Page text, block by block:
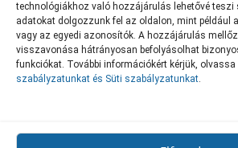
technológiákhoz való hozzájárulás lehetővé teszi
adatokat dolgozzunk fel az oldalon, mint például
vagy az egyedi azonosítók. A hozzájárulás
visszavonása hátrányosan befolyásolhat
funkciókat. További információkért kérjük, olvassa
szabályzatunkat és Süti szabályzatunkat.
Az Erasmus+ projekt részeként készített
beleértve a Mátrixot, a Modellt és a
teszük elérhetővé.